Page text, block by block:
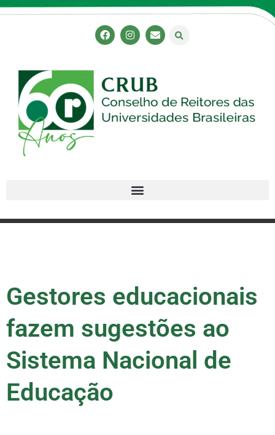
Gestores educacionais
fazem sugestões ao
Sistema Nacional de
Educação